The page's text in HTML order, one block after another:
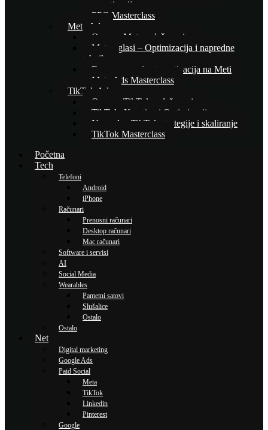
automatizacija
PPC Masterclass
Meta Ads
Osnove Meta oglašavanja
Meta oglasi – Optimizacija i napredne
tehnike
E-commerce i automatizacija na Meti
Meta Ads Masterclass
TikTok Ads
Osnove TikTok oglašavanja
TikTok: Kreativa i Optimizacija
Napredne TikTok strategije i skaliranje
TikTok Masterclass
Početna
Tech
Telefoni
Android
iPhone
Računari
Prenosni računari
Desktop računari
Mac računari
Software i servisi
AI
Social Media
Wearables
Pametni satovi
Slušalice
Ostalo
Ostalo
Net
Digital marketing
Google Ads
Paid Social
Meta
TikTok
Linkedin
Pinterest
Google